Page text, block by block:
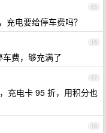
15
充电要给停车费吗？
16
费，够充满了
17
充电卡 95 折，用积分也
18